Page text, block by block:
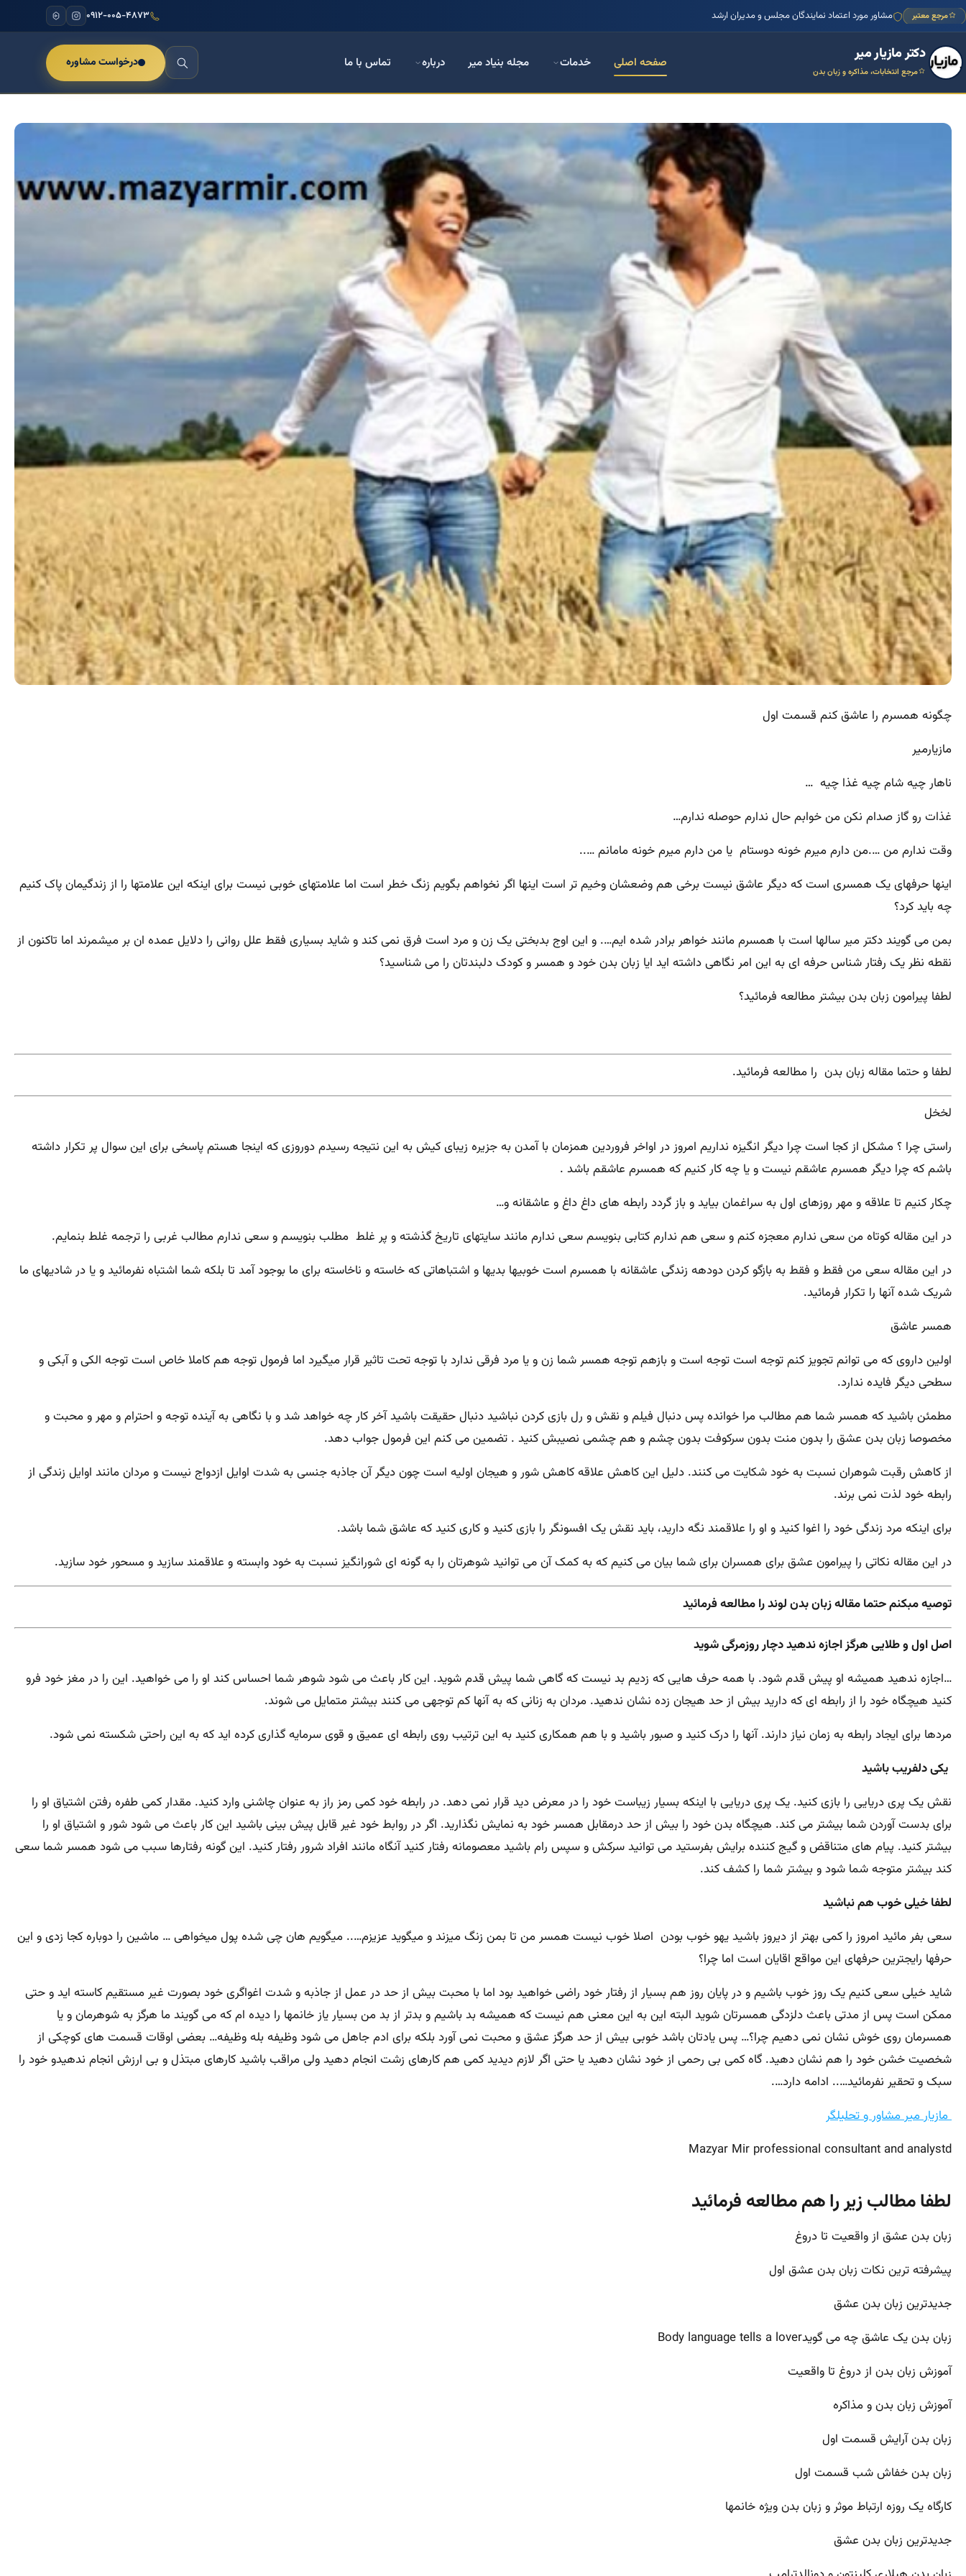
مرجع معتبر مشاور مورد اعتماد نمایندگان مجلس و مدیران ارشد ۰۹۱۲-۰۰۵-۴۸۷۳
دکتر مازیار میر
مرجع انتخابات، مذاکره و زبان بدن
صفحه اصلی خدمات مجله بنیاد میر درباره تماس با ما درخواست مشاوره
چگونه همسرم را عاشق کنم قسمت اول
مازیارمیر
ناهار چیه شام چیه غذا چیه …
غذات رو گاز صدام نکن من خوابم حال ندارم حوصله ندارم…
وقت ندارم من ….من دارم میرم خونه دوستام یا من دارم میرم خونه مامانم …..
اینها حرفهای یک همسری است که دیگر عاشق نیست برخی هم وضعشان وخیم تر است اینها اگر نخواهم بگویم زنگ خطر است اما علامتهای خوبی نیست برای اینکه این علامتها را از زندگیمان پاک کنیم
چه باید کرد؟
بمن می گویند دکتر میر سالها است با همسرم مانند خواهر برادر شده ایم…. و این اوج بدبختی یک زن و مرد است فرق نمی کند و شاید بسیاری فقط علل روانی را دلایل عمده ان بر میشمرند اما تاکنون از
نقطه نظر یک رفتار شناس حرفه ای به این امر نگاهی داشته اید ایا زبان بدن خود و همسر و کودک دلبندتان را می شناسید؟
لطفا پیرامون زبان بدن بیشتر مطالعه فرمائید؟
لطفا و حتما مقاله زبان بدن را مطالعه فرمائید.
لخخل
راستی چرا ؟ مشکل از کجا است چرا دیگر انگیزه نداریم امروز در اواخر فروردین همزمان با آمدن به جزیره زیبای کیش به این نتیجه رسیدم دوروزی که اینجا هستم پاسخی برای این سوال پر تکرار داشته
باشم که چرا دیگر همسرم عاشقم نیست و یا چه کار کنیم که همسرم عاشقم باشد .
چکار کنیم تا علاقه و مهر روزهای اول به سراغمان بیاید و باز گردد رابطه های داغ داغ و عاشقانه و…
در این مقاله کوتاه من سعی ندارم معجزه کنم و سعی هم ندارم کتابی بنویسم سعی ندارم مانند سایتهای تاریخ گذشته و پر غلط مطلب بنویسم و سعی ندارم مطالب غربی را ترجمه غلط بنمایم.
در این مقاله سعی من فقط و فقط به بازگو کردن دودهه زندگی عاشقانه با همسرم است خوبیها بدیها و اشتباهاتی که خاسته و ناخاسته برای ما بوجود آمد تا بلکه شما اشتباه نفرمائید و یا در شادیهای ما
شریک شده آنها را تکرار فرمائید.
همسر عاشق
اولین داروی که می توانم تجویز کنم توجه است توجه است و بازهم توجه همسر شما زن و یا مرد فرقی ندارد با توجه تحت تاثیر قرار میگیرد اما فرمول توجه هم کاملا خاص است توجه الکی و آبکی و
سطحی دیگر فایده ندارد.
مطمئن باشید که همسر شما هم مطالب مرا خوانده پس دنبال فیلم و نقش و رل بازی کردن نباشید دنبال حقیقت باشید آخر کار چه خواهد شد و با نگاهی به آینده توجه و احترام و مهر و محبت و
مخصوصا زبان بدن عشق را بدون منت بدون سرکوفت بدون چشم و هم چشمی نصیبش کنید . تضمین می کنم این فرمول جواب دهد.
از کاهش رقبت شوهران نسبت به خود شکایت می کنند. دلیل این کاهش علاقه کاهش شور و هیجان اولیه است چون دیگر آن جاذبه جنسی به شدت اوایل ازدواج نیست و مردان مانند اوایل زندگی از
رابطه خود لذت نمی برند.
برای اینکه مرد زندگی خود را اغوا کنید و او را علاقمند نگه دارید، باید نقش یک افسونگر را بازی کنید و کاری کنید که عاشق شما باشد.
در این مقاله نکاتی را پیرامون عشق برای همسران برای شما بیان می کنیم که به کمک آن می توانید شوهرتان را به گونه ای شورانگیز نسبت به خود وابسته و علاقمند سازید و مسحور خود سازید.
توصیه مبکنم حتما مقاله زبان بدن لوند را مطالعه فرمائید
اصل اول و طلایی هرگز اجازه ندهید دچار روزمرگی شوید
…اجازه ندهید همیشه او پیش قدم شود. با همه حرف هایی که زدیم بد نیست که گاهی شما پیش قدم شوید. این کار باعث می شود شوهر شما احساس کند او را می خواهید. این را در مغز خود فرو
کنید هیچگاه خود را از رابطه ای که دارید بیش از حد هیجان زده نشان ندهید. مردان به زنانی که به آنها کم توجهی می کنند بیشتر متمایل می شوند.
مردها برای ایجاد رابطه به زمان نیاز دارند. آنها را درک کنید و صبور باشید و با هم همکاری کنید به این ترتیب روی رابطه ای عمیق و قوی سرمایه گذاری کرده اید که به این راحتی شکسته نمی شود.
یکی دلفریب باشید
نقش یک پری دریایی را بازی کنید. یک پری دریایی با اینکه بسیار زیباست خود را در معرض دید قرار نمی دهد. در رابطه خود کمی رمز راز به عنوان چاشنی وارد کنید. مقدار کمی طفره رفتن اشتیاق او را
برای بدست آوردن شما بیشتر می کند. هیچگاه بدن خود را بیش از حد درمقابل همسر خود به نمایش نگذارید. اگر در روابط خود غیر قابل پیش بینی باشید این کار باعث می شود شور و اشتیاق او را
بیشتر کنید. پیام های متناقض و گیج کننده برایش بفرستید می توانید سرکش و سپس رام باشید معصومانه رفتار کنید آنگاه مانند افراد شرور رفتار کنید. این گونه رفتارها سبب می شود همسر شما سعی
کند بیشتر متوجه شما شود و بیشتر شما را کشف کند.
لطفا خیلی خوب هم نباشید
سعی بفر مائید امروز را کمی بهتر از دیروز باشید یهو خوب بودن اصلا خوب نیست همسر من تا بمن زنگ میزند و میگوید عزیزم….. میگویم هان چی شده پول میخواهی … ماشین را دوباره کجا زدی و این
حرفها رایجترین حرفهای این مواقع اقایان است اما چرا؟
شاید خیلی سعی کنیم یک روز خوب باشیم و در پایان روز هم بسیار از رفتار خود راضی خواهید بود اما با محبت بیش از حد در عمل از جاذبه و شدت اغواگری خود بصورت غیر مستقیم کاسته اید و حتی
ممکن است پس از مدتی باعث دلزدگی همسرتان شوید البته این به این معنی هم نیست که همیشه بد باشیم و بدتر از بد من بسیار یاز خانمها را دیده ام که می گویند ما هرگز به شوهرمان و یا
همسرمان روی خوش نشان نمی دهیم چرا؟… پس یادتان باشد خوبی بیش از حد هرگز عشق و محبت نمی آورد بلکه برای ادم جاهل می شود وظیفه بله وظیفه… بعضی اوقات قسمت های کوچکی از
شخصیت خشن خود را هم نشان دهید. گاه کمی بی رحمی از خود نشان دهید یا حتی اگر لازم دیدید کمی هم کارهای زشت انجام دهید ولی مراقب باشید کارهای مبتذل و بی ارزش انجام ندهیدو خود را
سبک و تحقیر نفرمائید….. ادامه دارد….
مازیار میر مشاور و تحلیلگر
Mazyar Mir professional consultant and analystd
لطفا مطالب زیر را هم مطالعه فرمائید
زبان بدن عشق از واقعیت تا دروغ
پیشرفته ترین نکات زبان بدن عشق اول
جدیدترین زبان بدن عشق
زبان بدن یک عاشق چه می گویدBody language tells a lover
آموزش زبان بدن از دروغ تا واقعیت
آموزش زبان بدن و مذاکره
زبان بدن آرایش قسمت اول
زبان بدن خفاش شب قسمت اول
کارگاه یک روزه ارتباط موثر و زبان بدن ویژه خانمها
جدیدترین زبان بدن عشق